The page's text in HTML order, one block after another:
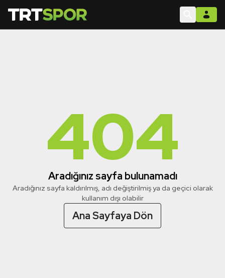
404
Aradığınız sayfa bulunamadı
Aradığınız sayfa kaldırılmış, adı değiştirilmiş ya da geçici olarak
kullanım dışı olabilir
Ana Sayfaya Dön